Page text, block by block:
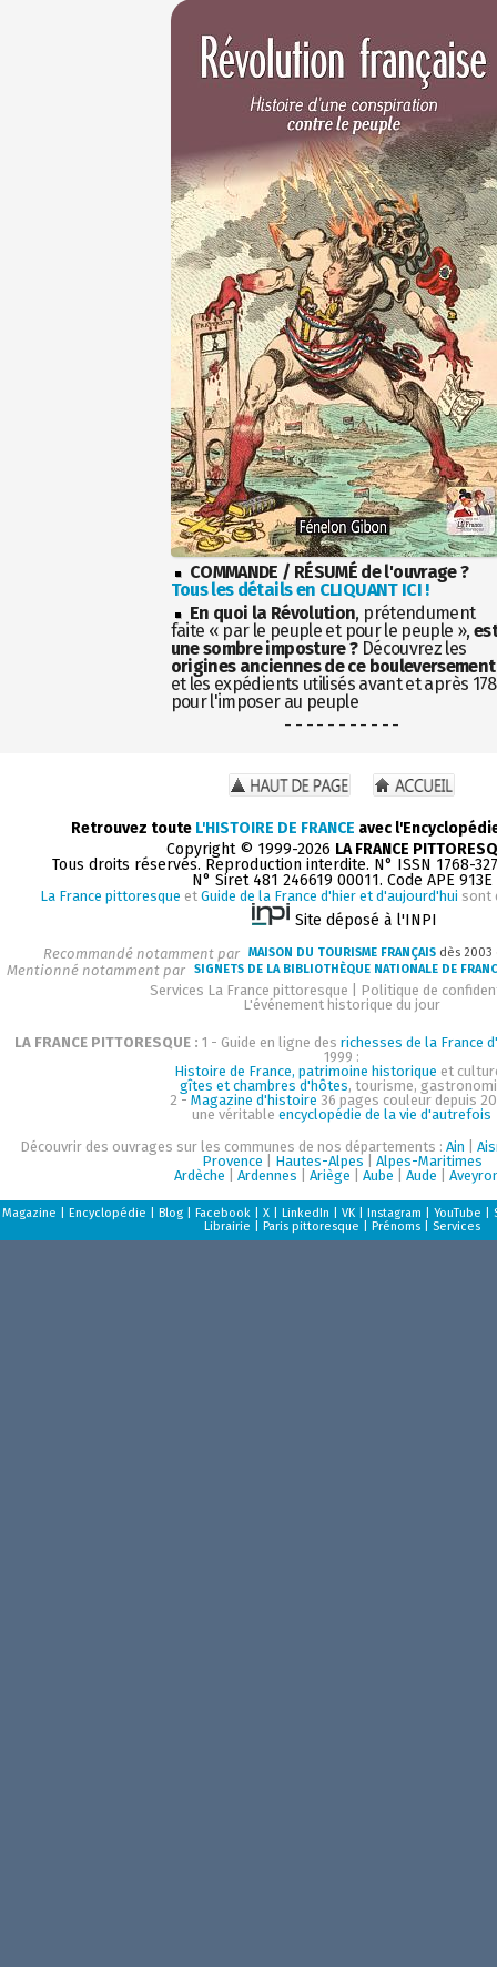
COMMANDE / RÉSUMÉ de l'ouvrage ?
Tous les détails en CLIQUANT ICI !
En quoi la Révolution, prétendument
faite « par le peuple et pour le peuple »,
une sombre imposture ?Découvrez les
origines anciennes de ce bouleversement
et les expédients utilisés avant et après
pour l'imposer au peuple
- - - - - - - - - - -
Retrouvez toute L'HISTOIRE DE FRANCE avec
Copyright © 1999-2026 LA FRANCE
Tous droits réservés. Reproduction interdite. N° ISSN 1768-
N° Siret 481 246619 00011. Code APE 913E
La France pittoresque et Guide de la France d'hier et d'aujourd'hui sont
Site déposé à l'INPI
Recommandé notamment par MAISON DU TOURISME FRANÇAIS dès
Mentionné notamment par SIGNETS DE LA BIBLIOTHÈQUE NATIONALE DE
Services La France pittoresque
Politique de
L'événement historique du jour
LA FRANCE PITTORESQUE : 1 - Guide en ligne des richesses de la France
1999 :
Histoire de France, patrimoine historique et
gîtes et chambres d'hôtes, tourisme,
2 - Magazine d'histoire 36 pages couleur depuis
une véritable encyclopédie de la vie d'autrefois
Découvrir des ouvrages sur les communes de nos départements : Ain
Provence
Hautes-Alpes
Alpes-Maritimes
Ardèche
Ardennes Ariège Aube Aude
Magazine Encyclopédie Blog| Facebook| X| LinkedIn VK| Instagram YouTube
Librairie
Paris pittoresque Prénoms| Services